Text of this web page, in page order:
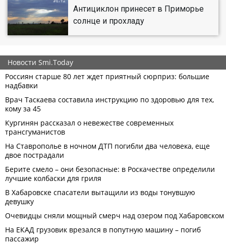
Антициклон принесет в Приморье
солнце и прохладу